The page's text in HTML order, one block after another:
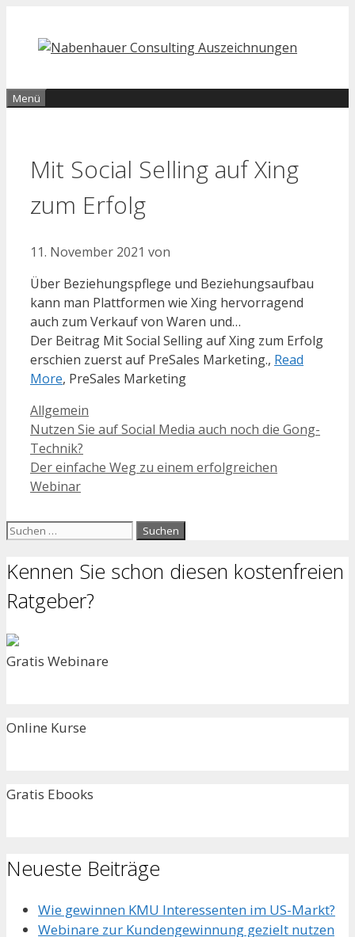
Inhalt
springen
Menü
Mit Social Selling auf Xing
zum Erfolg
11. November 2021 von
Über Beziehungspflege und Beziehungsaufbau
kann man Plattformen wie Xing hervorragend
auch zum Verkauf von Waren und…
Der Beitrag Mit Social Selling auf Xing zum Erfolg
erschien zuerst auf PreSales Marketing., Read
More, PreSales Marketing
Kategorien
Allgemein
Nutzen Sie auf Social Media auch noch die Gong-
Technik?
Der einfache Weg zu einem erfolgreichen
Webinar
Suchen
Kennen Sie schon diesen kostenfreien
Ratgeber?
Gratis Webinare
Online Kurse
Gratis Ebooks
Neueste Beiträge
Wie gewinnen KMU Interessenten im US-Markt?
Webinare zur Kundengewinnung gezielt nutzen